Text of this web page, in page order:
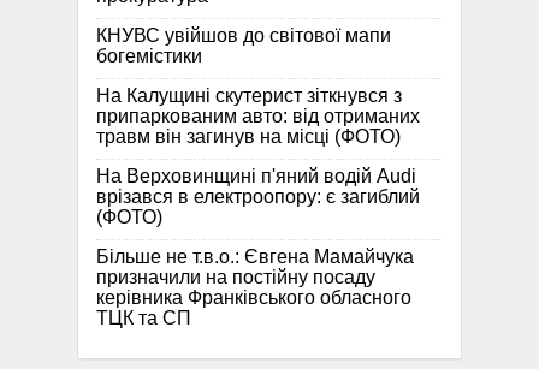
КНУВС увійшов до світової мапи
богемістики
На Калущині скутерист зіткнувся з
припаркованим авто: від отриманих
травм він загинув на місці (ФОТО)
На Верховинщині п'яний водій Audi
врізався в електроопору: є загиблий
(ФОТО)
Більше не т.в.о.: Євгена Мамайчука
призначили на постійну посаду
керівника Франківського обласного
ТЦК та СП